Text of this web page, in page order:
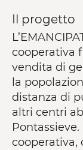
Il progetto
cooperativa
vendita di
la
distanza di
altri centri
cooperativa,